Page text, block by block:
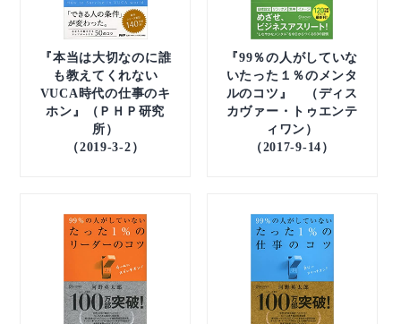
『本当は大切なのに誰
も教えてくれない
VUCA時代の仕事のキ
ホン』（ＰＨＰ研究
所）
（2019-3-2）
『99％の人がしていな
いたった１％のメンタ
ルのコツ』 （ディス
カヴァー・トゥエンテ
ィワン）
（2017-9-14）